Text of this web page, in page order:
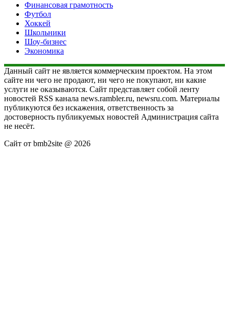
Финансовая грамотность
Футбол
Хоккей
Школьники
Шоу-бизнес
Экономика
Данный сайт не является коммерческим проектом. На этом
сайте ни чего не продают, ни чего не покупают, ни какие
услуги не оказываются. Сайт представляет собой ленту
новостей RSS канала news.rambler.ru, newsru.com. Материалы
публикуются без искажения, ответственность за
достоверность публикуемых новостей Администрация сайта
не несёт.
Сайт от bmb2site @ 2026